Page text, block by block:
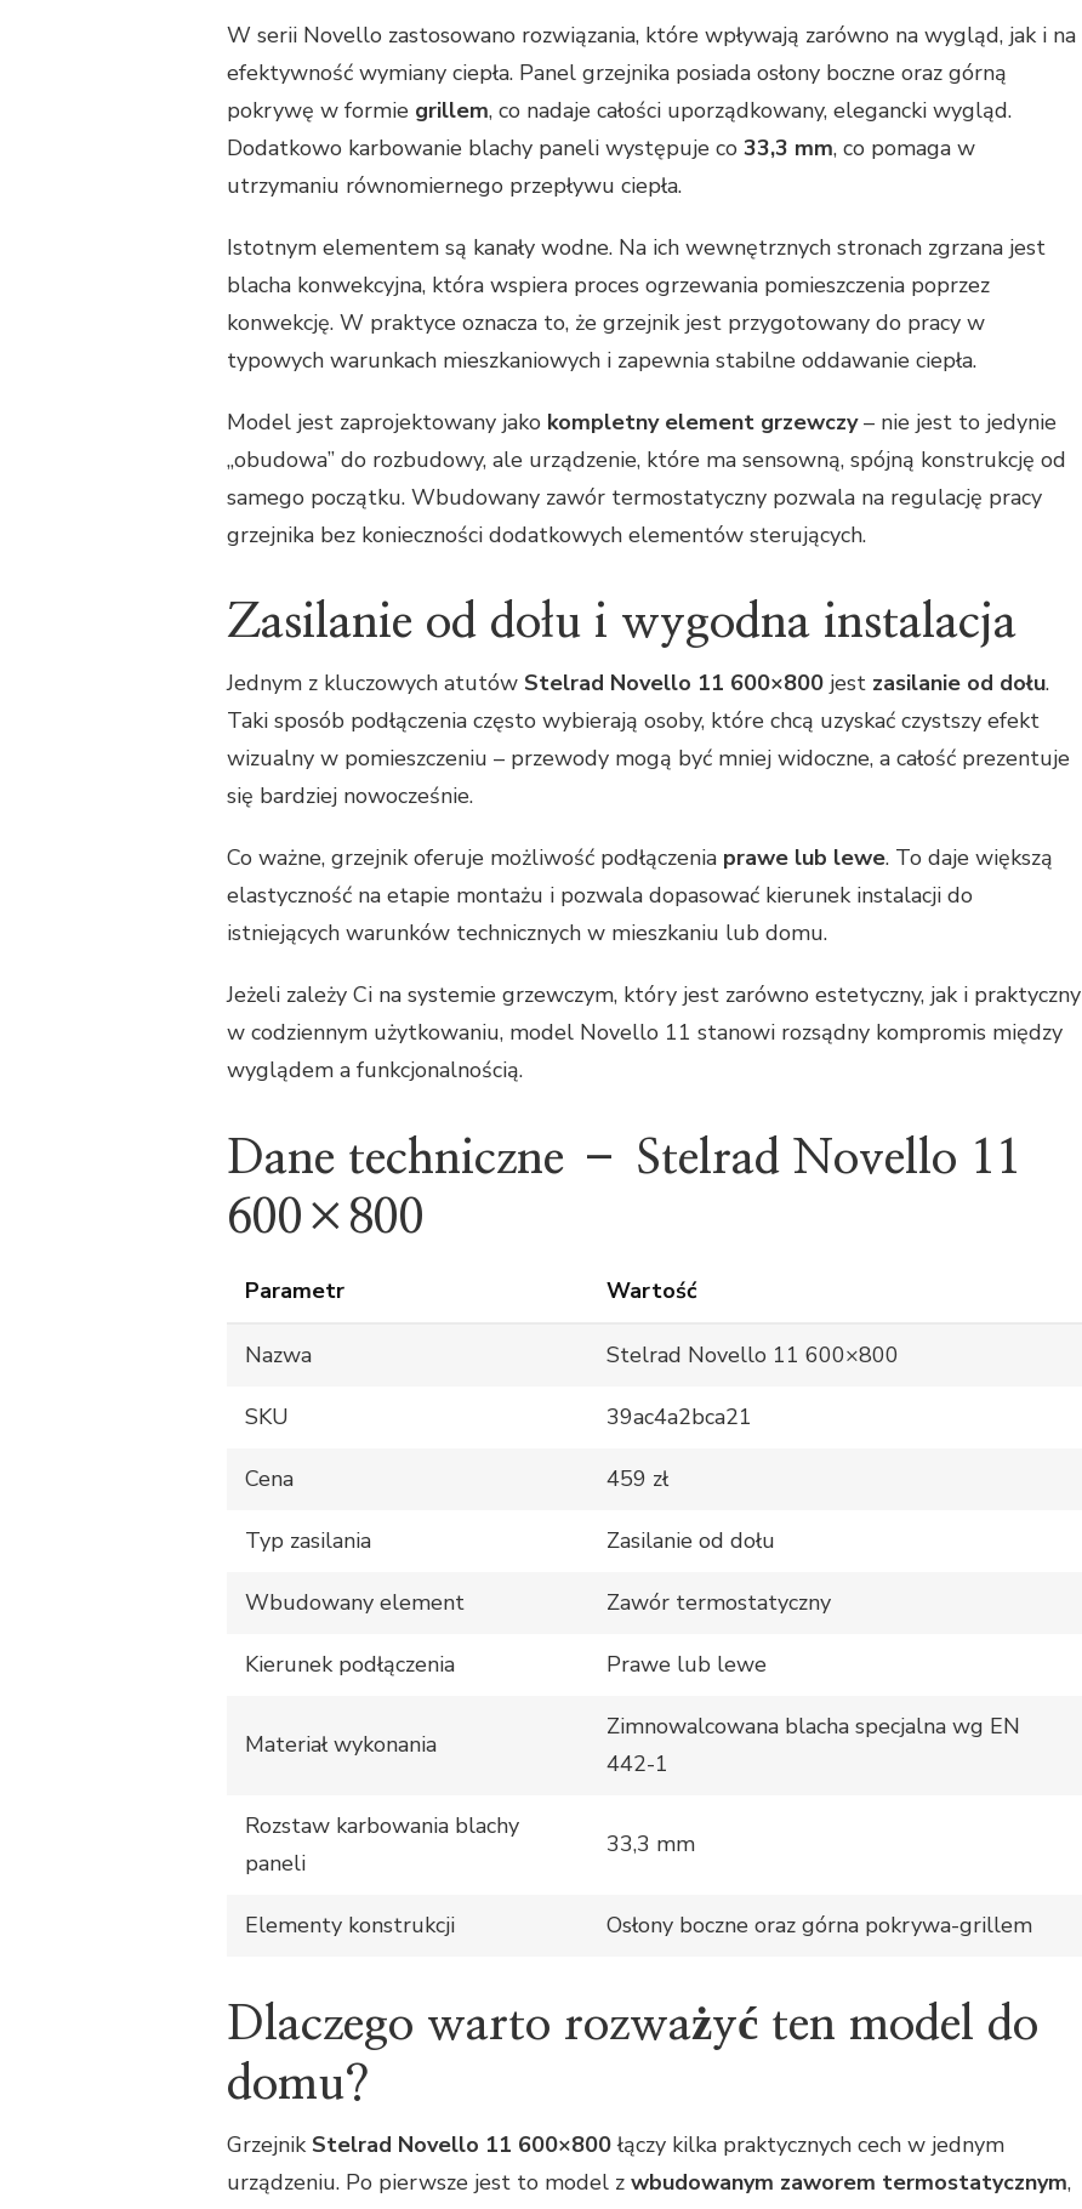
W serii Novello zastosowano rozwiązania, które wpływają zarówno na wygląd, jak i na
efektywność wymiany ciepła. Panel grzejnika posiada osłony boczne oraz górną
pokrywę w formie grillem, co nadaje całości uporządkowany, elegancki wygląd.
Dodatkowo karbowanie blachy paneli występuje co 33,3 mm, co pomaga w
utrzymaniu równomiernego przepływu ciepła.
Istotnym elementem są kanały wodne. Na ich wewnętrznych stronach zgrzana jest
blacha konwekcyjna, która wspiera proces ogrzewania pomieszczenia poprzez
konwekcję. W praktyce oznacza to, że grzejnik jest przygotowany do pracy w
typowych warunkach mieszkaniowych i zapewnia stabilne oddawanie ciepła.
Model jest zaprojektowany jako kompletny element grzewczy– nie jest to jedynie
„obudowa” do rozbudowy, ale urządzenie, które ma sensowną, spójną konstrukcję od
samego początku. Wbudowany zawór termostatyczny pozwala na regulację pracy
grzejnika bez konieczności dodatkowych elementów sterujących.
Zasilanie od dołu i wygodna instalacja
Jednym z kluczowych atutów Stelrad Novello 11 600×800 jest zasilanie od dołu.
Taki sposób podłączenia często wybierają osoby, które chcą uzyskać czystszy efekt
wizualny w pomieszczeniu – przewody mogą być mniej widoczne, a całość prezentuje
się bardziej nowocześnie.
Co ważne, grzejnik oferuje możliwość podłączenia prawe lub lewe. To daje większą
elastyczność na etapie montażu i pozwala dopasować kierunek instalacji do
istniejących warunków technicznych w mieszkaniu lub domu.
Jeżeli zależy Ci na systemie grzewczym, który jest zarówno estetyczny, jak i praktyczny
w codziennym użytkowaniu, model Novello 11 stanowi rozsądny kompromis między
wyglądem a funkcjonalnością.
Dane techniczne – Stelrad Novello 11
600×800
Parametr Wartość
Nazwa Stelrad Novello 11 600×800
SKU 39ac4a2bca21
Cena 459 zł
Typ zasilania Zasilanie od dołu
Wbudowany element Zawór termostatyczny
Kierunek podłączenia Prawe lub lewe
Materiał wykonania
Zimnowalcowana blacha specjalna wg EN
442-1
Rozstaw karbowania blachy
paneli
33,3 mm
Elementy konstrukcji Osłony boczne oraz górna pokrywa-grillem
Dlaczego warto rozważyć ten model do
domu?
Grzejnik Stelrad Novello 11 600×800łączy kilka praktycznych cech w jednym
urządzeniu. Po pierwsze jest to model z wbudowanym zaworem termostatycznym,